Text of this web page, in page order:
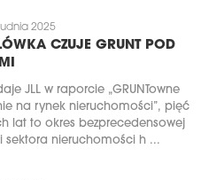
2025
CZUJE GRUNT POD
JLL w raporcie „GRUNTowne
na rynek nieruchomości”, pięć
lat to okres bezprecedensowej
sektora nieruchomości h ...